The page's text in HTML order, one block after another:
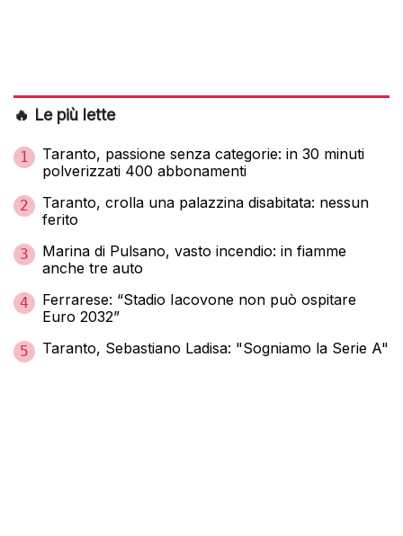
🔥 Le più lette
1
Taranto, passione senza categorie: in 30 minuti
polverizzati 400 abbonamenti
2
Taranto, crolla una palazzina disabitata: nessun
ferito
3
Marina di Pulsano, vasto incendio: in fiamme
anche tre auto
4
Ferrarese: “Stadio Iacovone non può ospitare
Euro 2032”
5 Taranto, Sebastiano Ladisa: "Sogniamo la Serie A"